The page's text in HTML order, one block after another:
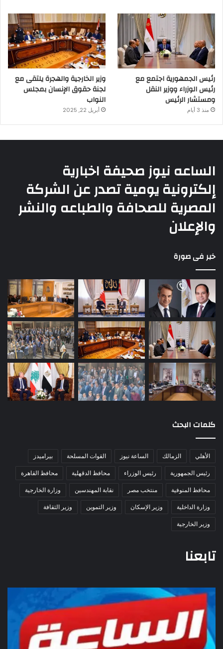
رئيس الجمهورية اجتمع مع
رئيس الوزراء ووزير النقل
ومستشار الرئيس
منذ 3 أيام
وزير الخارجية والهجرة يلتقى مع
لجنة حقوق الإنسان بمجلس
النواب
أبريل 22, 2025
الساعه نيوز صحيفة اخبارية
إلكترونية يومية تصدر عن الشركة
المصرية للصحافة والطباعه والنشر
والإعلان
خبر فى صورة
كلمات البحث
الأهلي الزمالك الساعة نيوز القوات المسلحة
بيراميدز
رئيس الجمهورية
رئيس الوزراء محافظ الدقهلية
محافظ القاهرة
محافظ المنوفية
منتخب مصر نقابة المهندسين
وزارة الخارجية
وزارة الداخلية
وزير الإسكان وزير التموين
وزير الثقافة
وزير الخارجية
تابعنا